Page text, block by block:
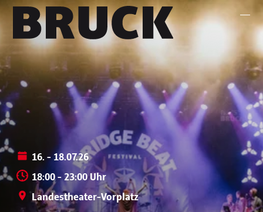
+43 (0) 512 / 56 15 00
office@innsbruckmarketing.at
Mo. – Fr.: 9:00 – 17:00 Uhr
16. - 18.07.26
18:00 - 23:00 Uhr
Landestheater-Vorplatz